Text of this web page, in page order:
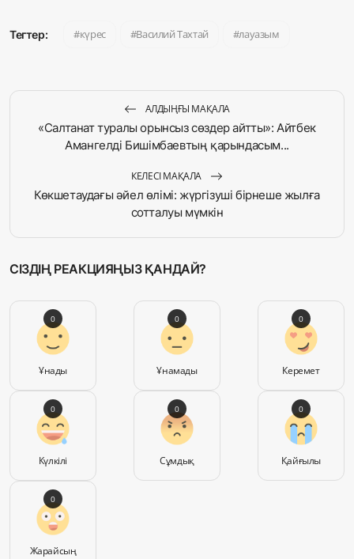
Тегтер: күрес Василий Тахтай лауазым
АЛДЫҢҒЫ МАҚАЛА
«Салтанат туралы орынсыз сөздер айтты»: Айтбек
Амангелді Бишімбаевтың қарындасым...
КЕЛЕСІ МАҚАЛА
Көкшетаудағы әйел өлімі: жүргізуші бірнеше жылға
сотталуы мүмкін
СІЗДІҢ РЕАКЦИЯҢЫЗ ҚАНДАЙ?
Ұнады
0
Ұнамады
0
Керемет
0
Күлкілі
0
Сұмдық
0
Қайғылы
0
Жарайсың
0